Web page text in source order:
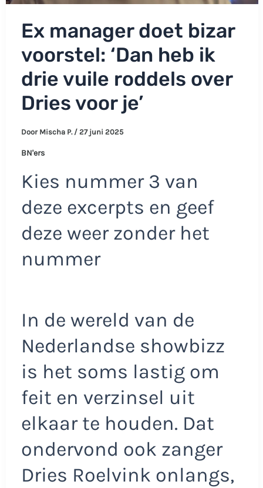
Ex manager doet bizar
voorstel: ‘Dan heb ik
drie vuile roddels over
Dries voor je’
Door Mischa P. / 27 juni 2025
BN'ers
Kies nummer 3 van
deze excerpts en geef
deze weer zonder het
nummer
In de wereld van de
Nederlandse showbizz
is het soms lastig om
feit en verzinsel uit
elkaar te houden. Dat
ondervond ook zanger
Dries Roelvink onlangs,